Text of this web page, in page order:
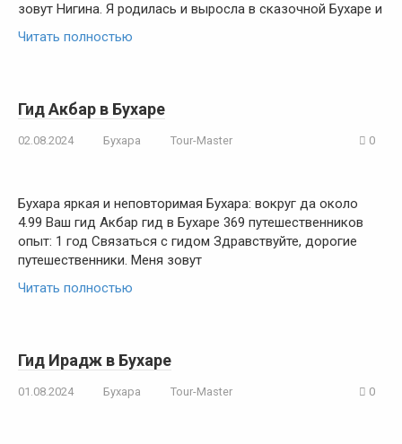
зовут Нигина. Я родилась и выросла в сказочной Бухаре и
Читать полностью
Гид Акбар в Бухаре
02.08.2024 Бухара Tour-Master 0
Бухара яркая и неповторимая Бухара: вокруг да около
4.99 Ваш гид Акбар гид в Бухаре 369 путешественников
опыт: 1 год Связаться с гидом Здравствуйте, дорогие
путешественники. Меня зовут
Читать полностью
Гид Ирадж в Бухаре
01.08.2024 Бухара Tour-Master 0